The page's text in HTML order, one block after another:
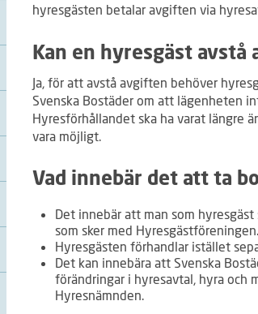
hyresgästen betalar avgiften via
Kan en hyresgäst
Ja, för att avstå avgiften behöver
Svenska Bostäder om att lägenheten
Hyresförhållandet ska ha varat längre
vara möjligt.
Vad innebär det att ta
Det innebär att man som
som sker med Hyresgästföreningen.
Hyresgästen förhandlar istället
Det kan innebära att Svenska
förändringar i hyresavtal, hyra och
Hyresnämnden.